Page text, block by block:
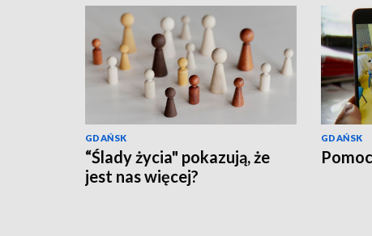
GDAŃSK
“Ślady życia" pokazują, że
jest nas więcej?
GDAŃSK